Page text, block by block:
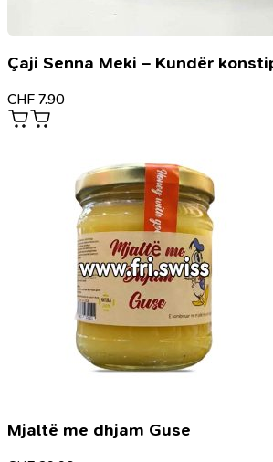
Çaji Senna Meki – Kundër
CHF 7.90
Mjaltë me dhjam Guse